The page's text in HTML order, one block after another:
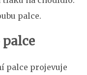
palce.
palce projevuje